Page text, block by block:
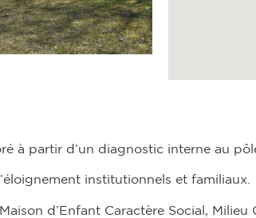
à partir d’un diagnostic interne au
institutionnels et familiaux.
d’Enfant Caractère Social,